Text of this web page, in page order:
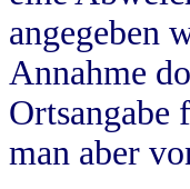
angegeben
Annahme
Ortsangabe
man aber